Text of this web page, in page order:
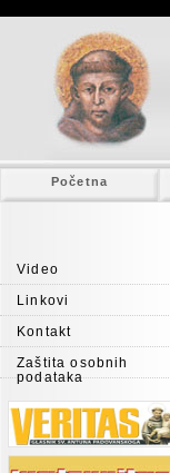
Početna
Video
Linkovi
Kontakt
Zaštita osobnih
podataka